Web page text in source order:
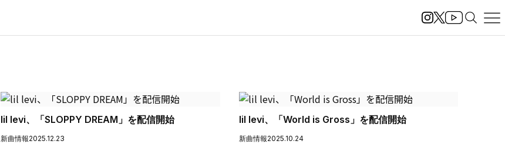
lil levi、「SLOPPY DREAM」を配信開始
新曲情報2025.12.23
lil levi、「World is Gross」を配信開始
新曲情報2025.10.24